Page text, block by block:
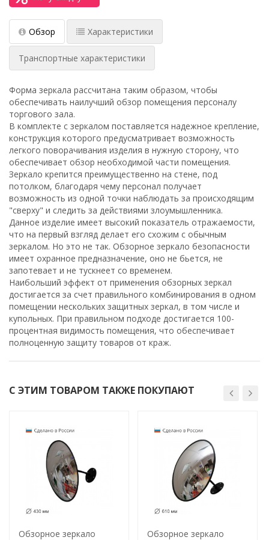
Обзор Характеристики
Транспортные характеристики
Форма зеркала рассчитана таким образом, чтобы
обеспечивать наилучший обзор помещения персоналу
торгового зала.
В комплекте с зеркалом поставляется надежное крепление,
конструкция которого предусматривает возможность
легкого поворачивания изделия в нужную сторону, что
обеспечивает обзор необходимой части помещения.
Зеркало крепится преимущественно на стене, под
потолком, благодаря чему персонал получает
возможность из одной точки наблюдать за происходящим
"сверху" и следить за действиями злоумышленника.
Данное изделие имеет высокий показатель отражаемости,
что на первый взгляд делает его схожим с обычным
зеркалом. Но это не так. Обзорное зеркало безопасности
имеет охранное предназначение, оно не бьется, не
запотевает и не тускнеет со временем.
Наибольший эффект от применения обзорных зеркал
достигается за счет правильного комбинирования в одном
помещении нескольких защитных зеркал, в том числе и
купольных. При правильном подходе достигается 100-
процентная видимость помещения, что обеспечивает
полноценную защиту товаров от краж.
С ЭТИМ ТОВАРОМ ТАКЖЕ ПОКУПАЮТ
Обзорное зеркало
Обзорное зеркало